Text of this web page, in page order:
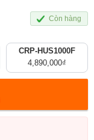
CRP-HUS1000F
4,890,000₫
Còn hàng